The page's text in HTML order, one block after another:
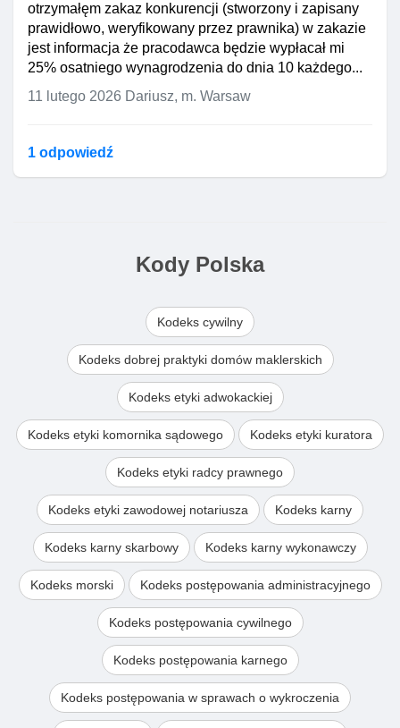
otrzymałęm zakaz konkurencji (stworzony i zapisany
prawidłowo, weryfikowany przez prawnika) w zakazie
jest informacja że pracodawca będzie wypłacał mi
25% osatniego wynagrodzenia do dnia 10 każdego...
11 lutego 2026 Dariusz, m. Warsaw
1 odpowiedź
Kody Polska
Kodeks cywilny
Kodeks dobrej praktyki domów maklerskich
Kodeks etyki adwokackiej
Kodeks etyki komornika sądowego Kodeks etyki kuratora
Kodeks etyki radcy prawnego
Kodeks etyki zawodowej notariusza Kodeks karny
Kodeks karny skarbowy Kodeks karny wykonawczy
Kodeks morski Kodeks postępowania administracyjnego
Kodeks postępowania cywilnego
Kodeks postępowania karnego
Kodeks postępowania w sprawach o wykroczenia